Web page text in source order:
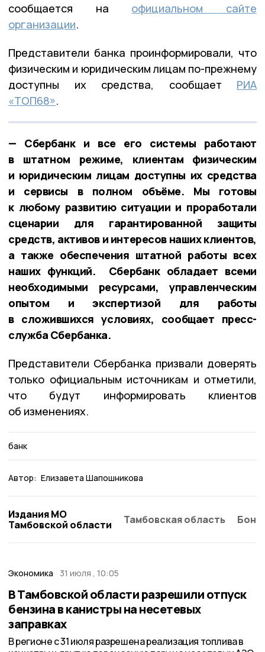
сообщается на официальном сайте
организации.
Представители банка проинформировали, что
физическим и юридическим лицам по-прежнему
доступны их средства, сообщает РИА
«ТОП68».
— Сбербанк и все его системы работают
в штатном режиме, клиентам физическим
и юридическим лицам доступны их средства
и сервисы в полном объёме. Мы готовы
к любому развитию ситуации и проработали
сценарии для гарантированной защиты
средств, активов и интересов наших клиентов,
а также обеспечения штатной работы всех
наших функций. Сбербанк обладает всеми
необходимыми ресурсами, управленческим
опытом и экспертизой для работы
в сложившихся условиях, сообщает пресс-
служба Сбербанка.
Представители Сбербанка призвали доверять
только официальным источникам и отметили,
что будут информировать клиентов
об изменениях.
банк
Автор: Елизавета Шапошникова
Издания МО
Тамбовской области
Тамбовская область
Экономика 31 июля , 10:05
В Тамбовской области разрешили отпуск
бензина в канистры на несетевых
заправках
В регионе с 31 июля разрешена реализация топлива в